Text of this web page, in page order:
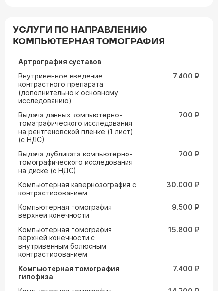
УСЛУГИ ПО НАПРАВЛЕНИЮ
КОМПЬЮТЕРНАЯ ТОМОГРАФИЯ
Артрография суставов
Внутривенное введение
контрастного препарата
(дополнительно к основному
исследованию)
7.400 ₽
Выдача данных компьютерно-
томаграфического исследования
на рентгеновской пленке (1 лист)
(с НДС)
700 ₽
Выдача дубликата компьютерно-
томографического исследования
на диске (с НДС)
700 ₽
Компьютерная кавернозография с
контрастированием
30.000 ₽
Компьютерная томография
верхней конечности
9.500 ₽
Компьютерная томография
верхней конечности с
внутривенным болюсным
контрастированием
15.800 ₽
Компьютерная томография
гипофиза
7.400 ₽